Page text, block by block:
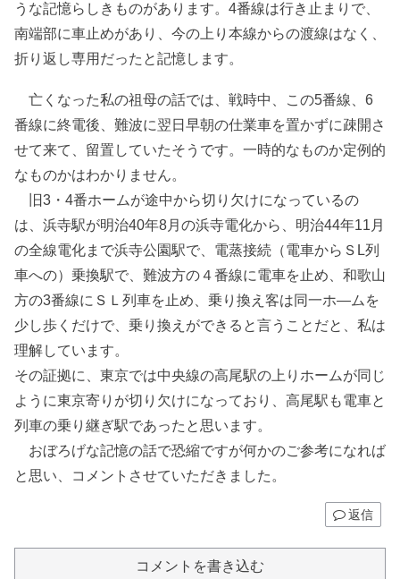
うな記憶らしきものがあります。4番線は行き止まりで、
南端部に車止めがあり、今の上り本線からの渡線はなく、
折り返し専用だったと記憶します。
亡くなった私の祖母の話では、戦時中、この5番線、6
番線に終電後、難波に翌日早朝の仕業車を置かずに疎開さ
せて来て、留置していたそうです。一時的なものか定例的
なものかはわかりません。
旧3・4番ホームが途中から切り欠けになっているの
は、浜寺駅が明治40年8月の浜寺電化から、明治44年11月
の全線電化まで浜寺公園駅で、電蒸接続（電車からＳL列
車への）乗換駅で、難波方の４番線に電車を止め、和歌山
方の3番線にＳＬ列車を止め、乗り換え客は同一ホ―ムを
少し歩くだけで、乗り換えができると言うことだと、私は
理解しています。
その証拠に、東京では中央線の高尾駅の上りホームが同じ
ように東京寄りが切り欠けになっており、高尾駅も電車と
列車の乗り継ぎ駅であったと思います。
おぼろげな記憶の話で恐縮ですが何かのご参考になれば
と思い、コメントさせていただきました。
返信
コメントを書き込む